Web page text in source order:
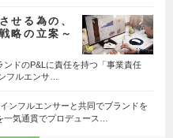
せる為の、
略の立案～
ドのP&Lに責任を持つ「事業責任
フルエンサ…
ンフルエンサーと共同でブランドを
気通貫でプロデュース…